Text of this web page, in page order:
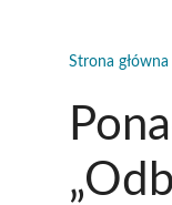
Strona główna